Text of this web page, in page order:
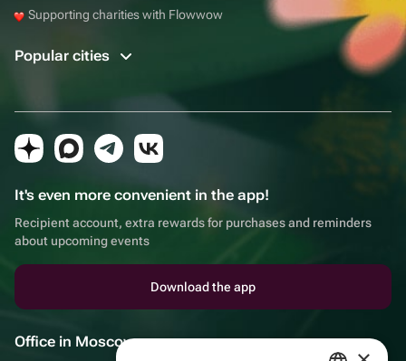
Supporting charities with Flowwow
Popular cities
It's even more convenient in the app!
Recipient account, extra rewards for purchases and reminders
about upcoming events
Download the app
Office in Moscow